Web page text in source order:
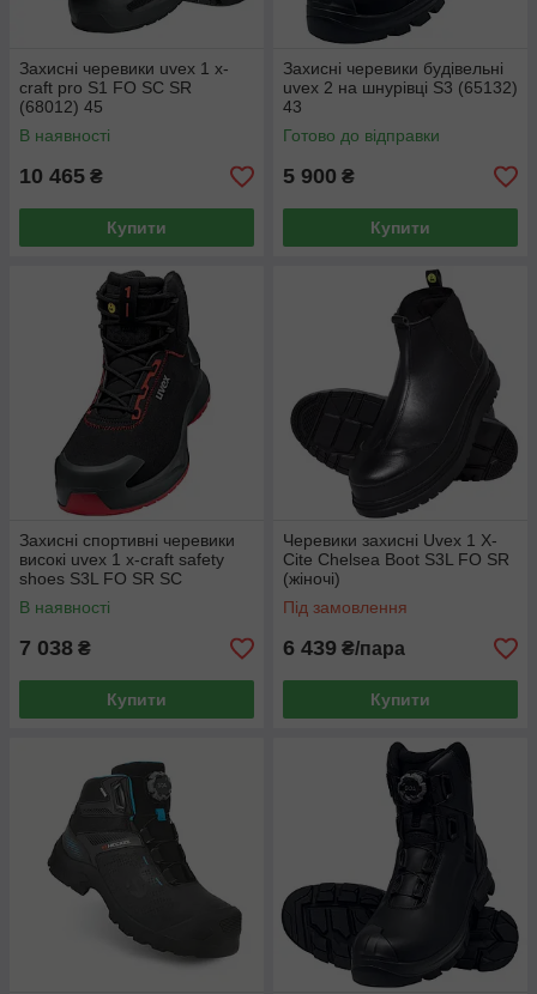
Захисні черевики uvex 1 x-
craft pro S1 FO SC SR
(68012) 45
В наявності
10 465 ₴
Купити
Захисні черевики будівельні
uvex 2 на шнурівці S3 (65132)
43
Готово до відправки
5 900 ₴
Купити
Захисні спортивні черевики
високі uvex 1 x-craft safety
shoes S3L FO SR SC
(6804243)
В наявності
7 038 ₴
Купити
Черевики захисні Uvex 1 X-
Cite Chelsea Boot S3L FO SR
(жіночі)
Під замовлення
6 439 ₴/пара
Купити